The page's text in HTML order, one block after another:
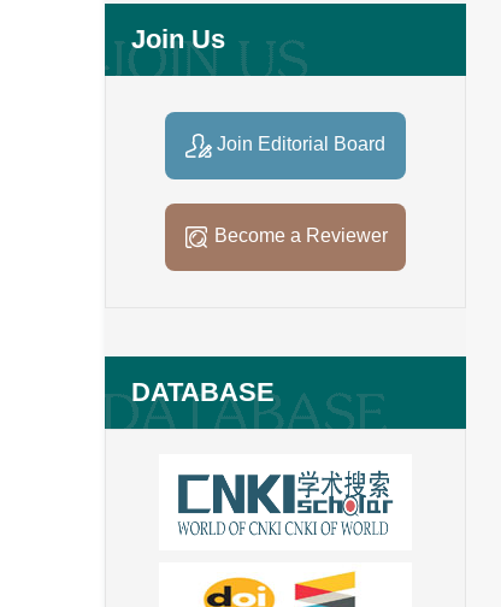
Join Us
Join Editorial Board
Become a Reviewer
DATABASE